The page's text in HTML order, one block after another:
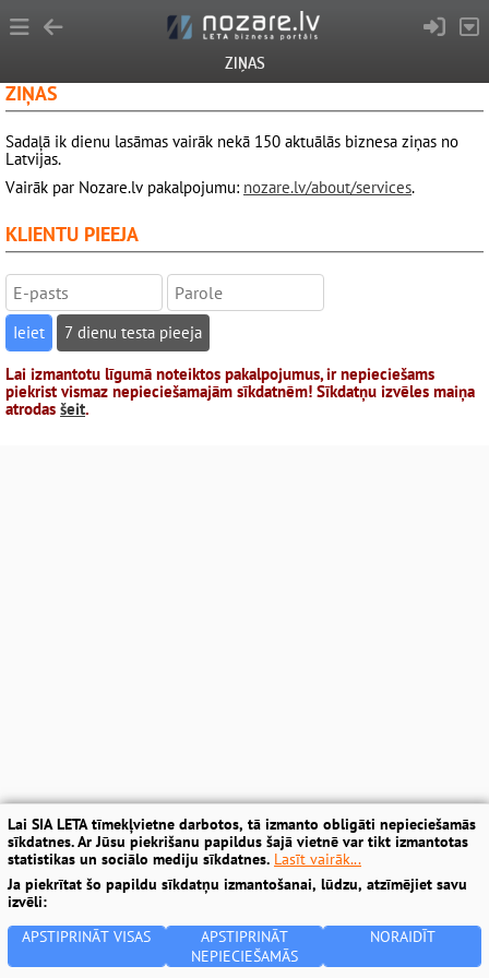
ZIŅAS
ZIŅAS
Sadaļā ik dienu lasāmas vairāk nekā 150 aktuālās biznesa ziņas no
Latvijas.
Vairāk par Nozare.lv pakalpojumu: nozare.lv/about/services.
KLIENTU PIEEJA
7 dienu testa pieeja
Lai izmantotu līgumā noteiktos pakalpojumus, ir nepieciešams
piekrist vismaz nepieciešamajām sīkdatnēm! Sīkdatņu izvēles maiņa
atrodas šeit.
Lai SIA LETA tīmekļvietne darbotos, tā izmanto obligāti nepieciešamās
sīkdatnes. Ar Jūsu piekrišanu papildus šajā vietnē var tikt izmantotas
statistikas un sociālo mediju sīkdatnes. Lasīt vairāk...
Ja piekrītat šo papildu sīkdatņu izmantošanai, lūdzu, atzīmējiet savu
izvēli:
APSTIPRINĀT VISAS
APSTIPRINĀT
NEPIECIEŠAMĀS
NORAIDĪT